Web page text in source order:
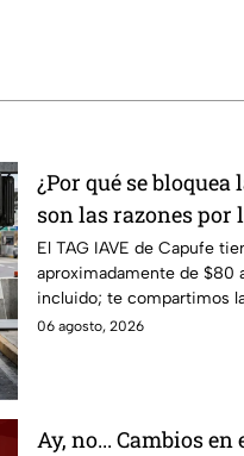
¿Por qué se bloquea
son las razones por
la caseta
El TAG IAVE de Capufe
aproximadamente de $80
incluido; te compartimos
podría bloquearse.
06 agosto, 2026
Ay, no... Cambios